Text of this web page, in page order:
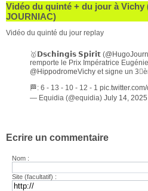
Vidéo du quinté + du jour à Vichy
JOURNIAC)
Vidéo du quinté du jour replay
🥇𝗗𝘀𝗰𝗵𝗶𝗻𝗴𝗶𝘀 𝗦𝗽𝗶𝗿𝗶𝘁 (
remporte le Prix Impératrice
@HippodromeVichy et signe un
🏁: 6 - 13 - 10 - 12 - 1
— Equidia (@equidia) July 14, 2025
Ecrire un commentaire
Nom :
Site (facultatif) :